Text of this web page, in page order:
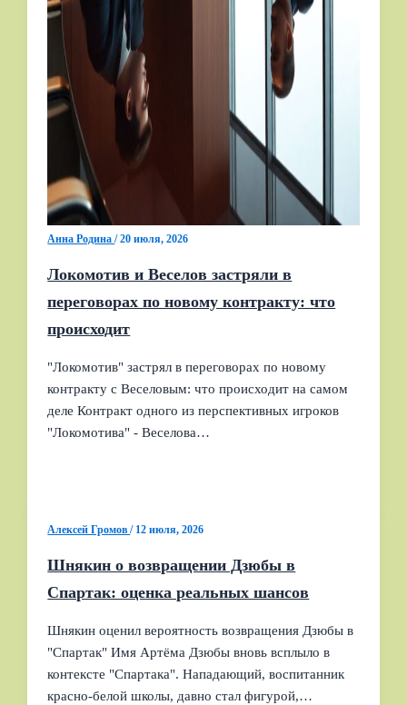
Анна Родина/20 июля, 2026
Локомотив и Веселов застряли в
переговорах по новому контракту: что
происходит
"Локомотив" застрял в переговорах по новому
контракту с Веселовым: что происходит на самом
деле Контракт одного из перспективных игроков
"Локомотива" - Веселова…
Алексей Громов/ 12 июля, 2026
Шнякин о возвращении Дзюбы в
Спартак: оценка реальных шансов
Шнякин оценил вероятность возвращения Дзюбы в
"Спартак" Имя Артёма Дзюбы вновь всплыло в
контексте "Спартака". Нападающий, воспитанник
красно-белой школы, давно стал фигурой,…